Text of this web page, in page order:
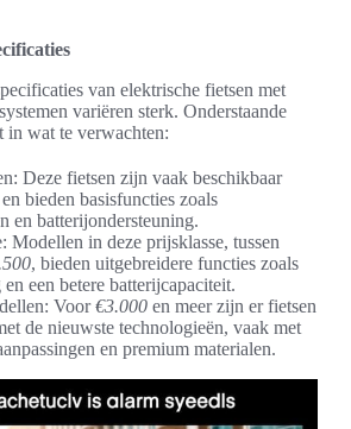
van elektrische fietsen met
variëren sterk. Onderstaande
in wat te verwachten:
Deze fietsen zijn vaak beschikbaar
en bieden basisfuncties zoals
en batterijondersteuning.
Modellen in deze prijsklasse, tussen
, bieden uitgebreidere functies zoals
een betere batterijcapaciteit.
Voor€3.000 en meer zijn er fietsen
de nieuwste technologieën, vaak met
en premium materialen.